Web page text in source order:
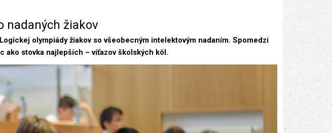
nadaných žiakov
olympiády žiakov so všeobecným intelektovým nadaním. Spomedzi
ako stovka najlepších – víťazov školských kôl.